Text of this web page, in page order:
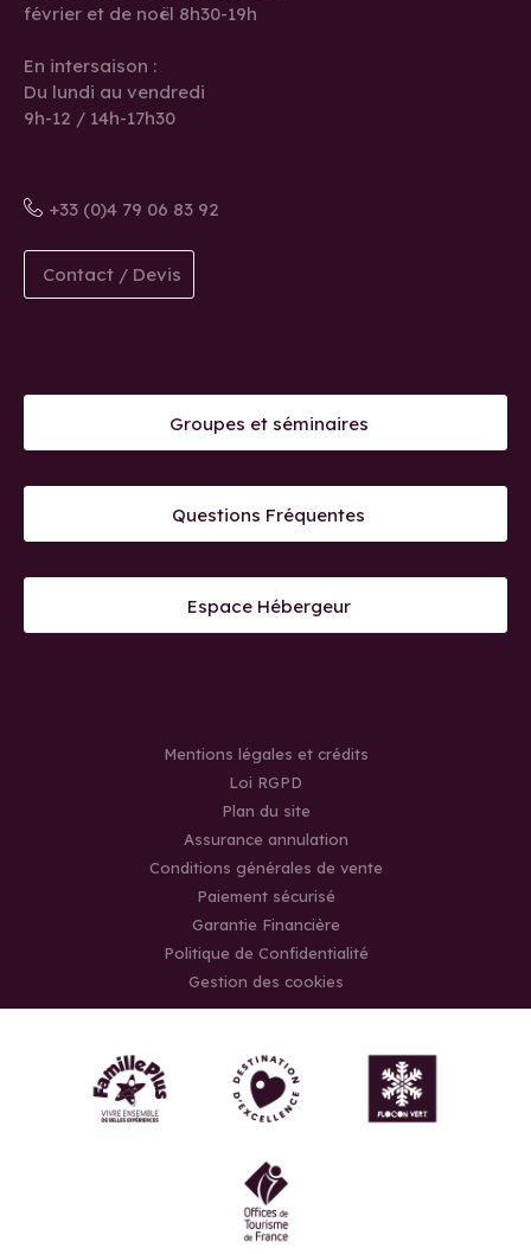
février et de noël 8h30-19h
En intersaison :
Du lundi au vendredi
9h-12 / 14h-17h30
+33 (0)4 79 06 83 92
Contact / Devis
Groupes et séminaires
Questions Fréquentes
Espace Hébergeur
Mentions légales et crédits
Loi RGPD
Plan du site
Assurance annulation
Conditions générales de vente
Paiement sécurisé
Garantie Financière
Politique de Confidentialité
Gestion des cookies